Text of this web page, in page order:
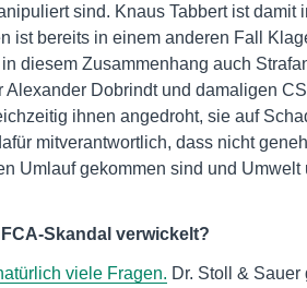
sind. Knaus Tabbert ist damit
ist bereits in einem anderen Fall
diesem Zusammenhang auch
Alexander Dobrindt und damaligen
ihnen angedroht, sie auf
mitverantwortlich, dass nicht
Umlauf gekommen sind und
Skandal verwickelt?
viele Fragen. Dr. Stoll & Sauer